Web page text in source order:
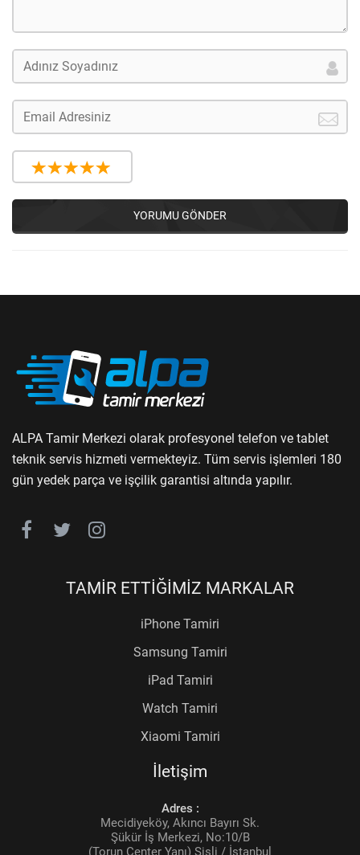
YORUMU GÖNDER
ALPA Tamir Merkezi olarak profesyonel telefon ve tablet
teknik servis hizmeti vermekteyiz. Tüm servis işlemleri 180
gün yedek parça ve işçilik garantisi altında yapılır.
TAMİR ETTİĞİMİZ MARKALAR
iPhone Tamiri
Samsung Tamiri
iPad Tamiri
Watch Tamiri
Xiaomi Tamiri
İletişim
Adres :
Mecidiyeköy, Akıncı Bayırı Sk.
Şükür İş Merkezi, No:10/B
(Torun Center Yanı) Şişli / İstanbul